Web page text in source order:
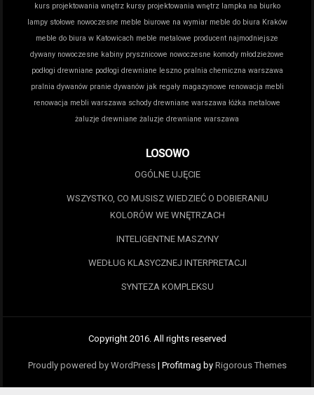
kurs projektowania wnętrz kursy projektowania wnętrz lampka na biurko
lampy stołowe nowoczesne meble biurowe na wymiar meble do biura Kraków
meble do biura w Katowicach meble metalowe producent najmodniejsze
dywany nowoczesne kabiny prysznicowe nowoczesne komody młodzieżowe
podłogi drewniane podłogi drewniane leszno pralnia chemiczna warszawa
pralnia dywanów pranie dywanów jak regały magazynowe renowacja mebli
renowacja mebli warszawa schody drewniane warszawa łóżka metalowe
żaluzje drewniane żaluzje drewniane warszawa
LOSOWO
OGÓLNE UJĘCIE
WSZYSTKO, CO MUSISZ WIEDZIEĆ O DOBIERANIU
KOLORÓW WE WNĘTRZACH
INTELIGENTNE MASZYNY
WEDŁUG KLASYCZNEJ INTERPRETACJI
SYNTEZA KOMPLEKSU
Copyright 2016. All rights reserved
Proudly powered by WordPress | Profitmag by Rigorous Themes